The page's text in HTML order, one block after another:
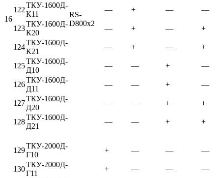
16
RS-
D800x2
122
ТКУ-1600Д-
К11
— + — —
123
ТКУ-1600Д-
К20
— + — +
124
ТКУ-1600Д-
К21
— + — +
125
ТКУ-1600Д-
Д10
— — + —
126
ТКУ-1600Д-
Д11
— — + —
127
ТКУ-1600Д-
Д20
— — + +
128
ТКУ-1600Д-
Д21
— — + +
129
ТКУ-2000Д-
Г10
+ — — —
130
ТКУ-2000Д-
Г11
+ — — —